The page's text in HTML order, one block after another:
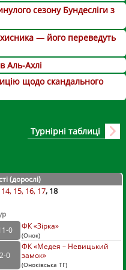
сезону Бундесліги з
— його переведуть
Аль-Ахлі
щодо скандального
Турнірні таблиці
(дорослі)
14 15 16 17 18
-0 ФК «Зірка»
(Онок)
2-0
ФК «Медея – Невицький
замок»
(Оноківська ТГ)